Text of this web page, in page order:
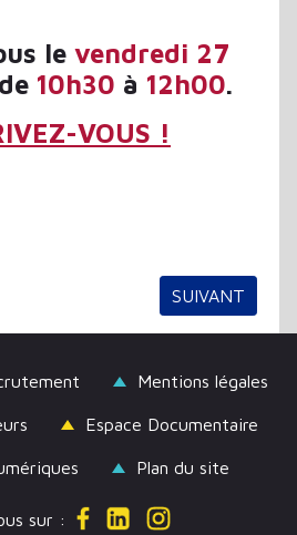
le vendredi 27
de 10h30 à 12h00.
VOUS !
: C3RB AU SALON ABF 2025 À
ARTICLE
SUIVANT
Mentions légales
Espace Documentaire
Plan du site
sur :